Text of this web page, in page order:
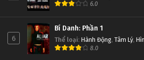
6.0
6
Bí Danh: Phần 1
Thể loại: Hành Động, Tâm Lý,
8.0